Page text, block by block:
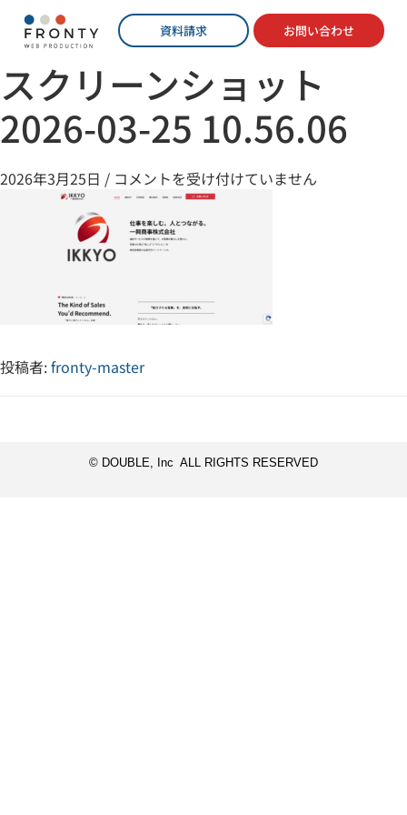
資料請求 お問い合わせ
スクリーンショット
2026-03-25 10.56.06
2026年3月25日 / コメントを受け付けていません
投稿者:fronty-master
© DOUBLE, Inc ALL RIGHTS RESERVED